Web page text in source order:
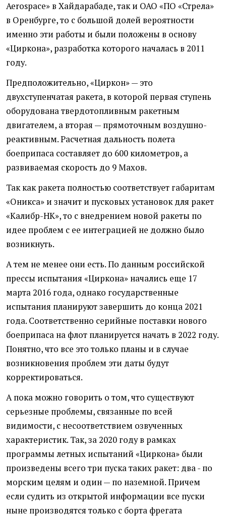
Aerospace» в Хайдарабаде, так и ОАО «ПО «Стрела»
в Оренбурге, то с большой долей вероятности
именно эти работы и были положены в основу
«Циркона», разработка которого началась в 2011
году.
Предположительно, «Циркон» — это
двухступенчатая ракета, в которой первая ступень
оборудована твердотопливным ракетным
двигателем, а вторая — прямоточным воздушно-
реактивным. Расчетная дальность полета
боеприпаса составляет до 600 километров, а
развиваемая скорость до 9 Махов.
Так как ракета полностью соответствует габаритам
«Оникса» и значит и пусковых установок для ракет
«Калибр-НК», то с внедрением новой ракеты по
идее проблем с ее интеграцией не должно было
возникнуть.
А тем не менее они есть. По данным российской
прессы испытания «Циркона» начались еще 17
марта 2016 года, однако государственные
испытания планируют завершить до конца 2021
года. Соответственно серийные поставки нового
боеприпаса на флот планируется начать в 2022 году.
Понятно, что все это только планы и в случае
возникновения проблем эти даты будут
корректироваться.
А пока можно говорить о том, что существуют
серьезные проблемы, связанные по всей
видимости, с несоответствием озвученных
характеристик. Так, за 2020 году в рамках
программы летных испытаний «Циркона» были
произведены всего три пуска таких ракет: два - по
морским целям и один — по наземной. Причем
если судить из открытой информации все пуски
ныне производятся только с борта фрегата